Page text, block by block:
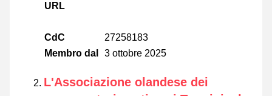
URL
CdC
27258183
Membro dal
3 ottobre 2025
L'Associazione olandese dei